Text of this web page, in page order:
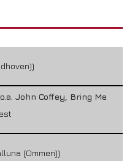
John Coffey, Bring Me
(Ommen))